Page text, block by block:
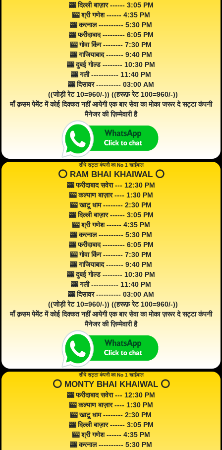
🎰 दिल्ली बाज़ार ------ 3:05 PM
🎰 श्री गणेश ------ 4:35 PM
🎰 करनाल ---------- 5:30 PM
🎰 फरीदाबाद --------- 6:05 PM
🎰 गोवा किंग -------- 7:30 PM
🎰 गाजियाबाद ------- 9:40 PM
🎰 दुबई गोल्ड -------- 10:30 PM
🎰 गली ----------- 11:40 PM
🎰 दिसावर ---------- 03:00 AM
((जोड़ी रेट 10=960/-)) ((हरूफ़ रेट 100=960/-))
माँ क़सम पेमेंट में कोई दिक्कत नहीं आयेगी एक बार सेवा का मोका जरूर दे सट्टा कंपनी
मैनेजर की ज़िम्मेवारी है
सीधे सट्टा कंपनी का No 1 खाईवाल
⭕️ RAM BHAI KHAIWAL ⭕️
🎰 फरीदाबाद सवेरा --- 12:30 PM
🎰 कल्याण बाज़ार ---- 1:30 PM
🎰 खाटू धाम -------- 2:30 PM
🎰 दिल्ली बाज़ार ------ 3:05 PM
🎰 श्री गणेश ------ 4:35 PM
🎰 करनाल ---------- 5:30 PM
🎰 फरीदाबाद --------- 6:05 PM
🎰 गोवा किंग -------- 7:30 PM
🎰 गाजियाबाद ------- 9:40 PM
🎰 दुबई गोल्ड -------- 10:30 PM
🎰 गली ----------- 11:40 PM
🎰 दिसावर ---------- 03:00 AM
((जोड़ी रेट 10=960/-)) ((हरूफ़ रेट 100=960/-))
माँ क़सम पेमेंट में कोई दिक्कत नहीं आयेगी एक बार सेवा का मोका ज़रूर दे सट्टा कंपनी
मैनेजर की ज़िम्मेवारी है
सीधे सट्टा कंपनी का No 1 खाईवाल
⭕️ MONTY BHAI KHAIWAL ⭕️
🎰 फरीदाबाद सवेरा --- 12:30 PM
🎰 कल्याण बाज़ार ---- 1:30 PM
🎰 खाटू धाम -------- 2:30 PM
🎰 दिल्ली बाज़ार ------ 3:05 PM
🎰 श्री गणेश ------ 4:35 PM
🎰 करनाल ---------- 5:30 PM